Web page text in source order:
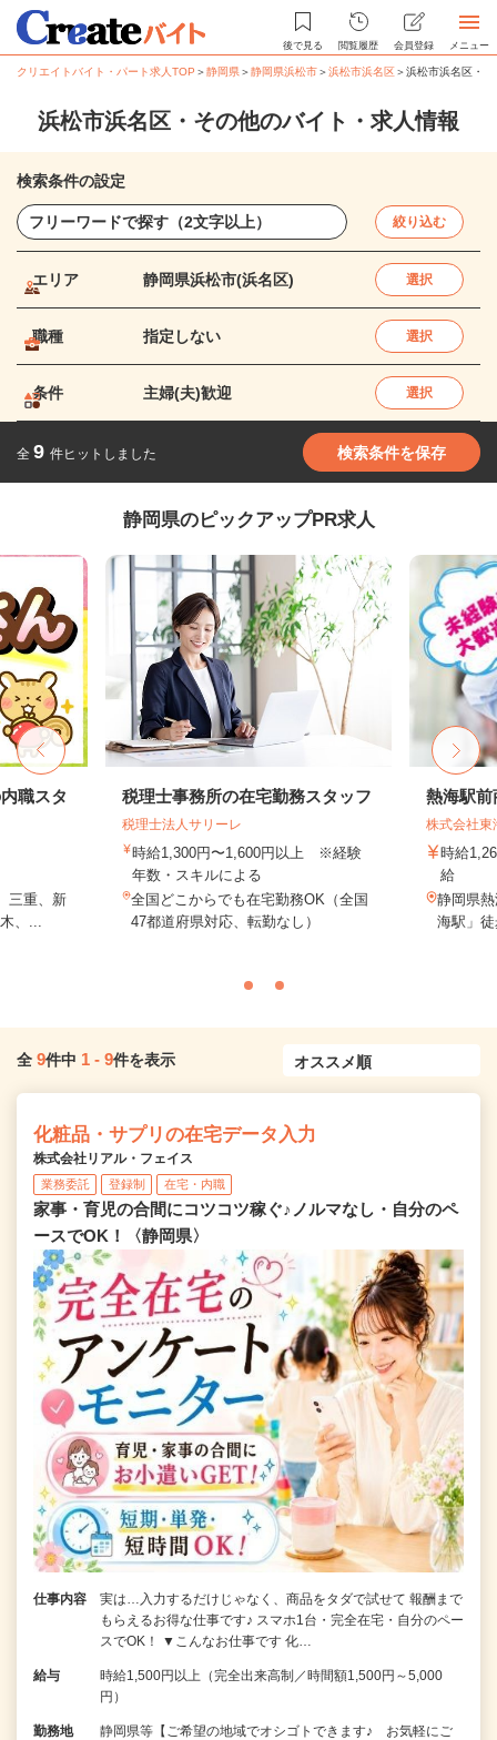
後で見る 閲覧履歴 会員登録 メニュー
クリエイトバイト・パート求人TOP ＞静岡県＞静岡県浜松市＞浜松市浜名区＞浜松市浜名区・
浜松市浜名区・その他のバイト・求人情報
検索条件の設定
絞り込む
エリア 静岡県浜松市(浜名区) 選択
職種 指定しない 選択
条件 主婦(夫)歓迎 選択
全 9 件ヒットしました 検索条件を保存
静岡県のピックアップPR求人
職スタ
三重、新
、...
税理士事務所の在宅勤務スタッフ
税理士法人サリーレ
時給1,300円〜1,600円以上 ※経験
年数・スキルによる
全国どこからでも在宅勤務OK（全国
47都道府県対応、転勤なし）
熱海駅前
株式会社
時給
給
静岡県
海駅」
全 9件中 1 - 9件を表示
化粧品・サプリの在宅データ入力
株式会社リアル・フェイス
業務委託 登録制 在宅・内職
家事・育児の合間にコツコツ稼ぐ♪ノルマなし・自分のペ
ースでOK！〈静岡県〉
仕事内容
実は…入力するだけじゃなく、商品をタダで試せて 報酬まで
もらえるお得な仕事です♪ スマホ1台・完全在宅・自分のペー
スでOK！ ▼こんなお仕事です 化…
給与
時給1,500円以上（完全出来高制／時間額1,500円～5,000
円）
勤務地
静岡県等【ご希望の地域でオシゴトできます♪ お気軽にご